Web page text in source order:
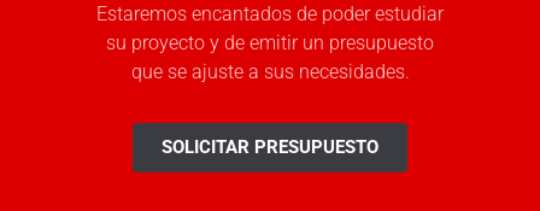
Estaremos encantados de poder estudiar
su proyecto y de emitir un presupuesto
que se ajuste a sus necesidades.
SOLICITAR PRESUPUESTO